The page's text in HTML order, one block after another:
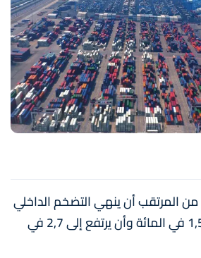
من المرتقب أن ينهي التضخم الداخلي
سنة 2024 بمتوسط 1,5 في المائة وأن يرتفع إلى 2,7 في